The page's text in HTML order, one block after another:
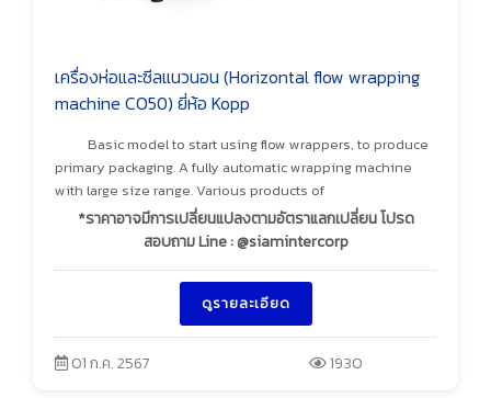
เครื่องห่อและซีลแนวนอน (Horizontal flow wrapping
machine CO50) ยี่ห้อ Kopp
Basic model to start using flow wrappers, to produce
primary packaging. A fully automatic wrapping machine
with large size range. Various products of
*ราคาอาจมีการเปลี่ยนแปลงตามอัตราแลกเปลี่ยน โปรด
สอบถาม Line : @siamintercorp
ดูรายละเอียด
01 ก.ค. 2567 1930